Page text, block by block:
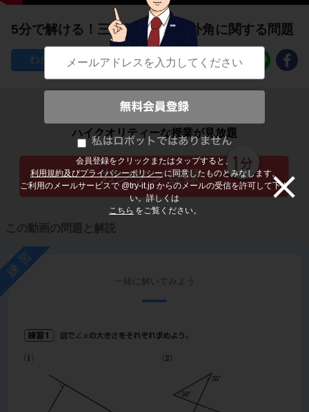
会員登録をクリックまたはタップすると、
利用規約及びプライバシーポリシー に同意したものとみなします。
ご利用のメールサービスで @try-it.jp からのメールの受信を許可して下さ
い。詳しくは
こちら をご覧ください。
5分で解ける！三角形の内角と外角に関する問題
137
子どもの勉強から大人の学び直しまで
ハイクオリティーな授業が見放題
この動画の問題と解説
練習
一緒に解いてみよう